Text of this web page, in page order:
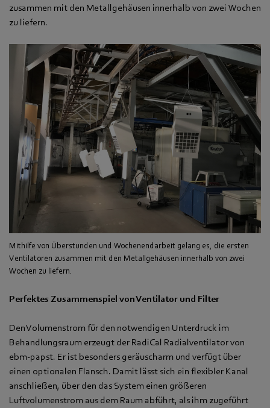
zusammen mit den Metallgehäusen innerhalb von zwei Wochen
zu liefern.
Mithilfe von Überstunden und Wochenendarbeit gelang es, die ersten
Ventilatoren zusammen mit den Metallgehäusen innerhalb von zwei
Wochen zu liefern.
Perfektes Zusammenspiel von Ventilator und Filter
Den Volumenstrom für den notwendigen Unterdruck im
Behandlungsraum erzeugt der RadiCal Radialventilator von
ebm-papst. Er ist besonders geräuscharm und verfügt über
einen optionalen Flansch. Damit lässt sich ein flexibler Kanal
anschließen, über den das System einen größeren
Luftvolumenstrom aus dem Raum abführt, als ihm zugeführt